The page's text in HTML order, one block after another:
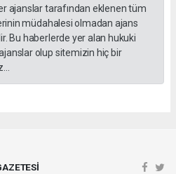
ajanslar tarafından eklenen tüm
müdahalesi olmadan ajans
Bu haberlerde yer alan hukuki
olup sitemizin hiç bir